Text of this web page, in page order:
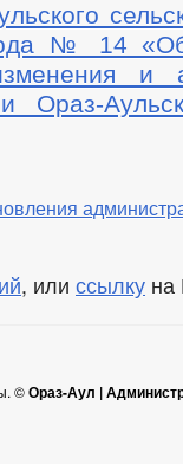
№ 14 «Об
и
Ораз-
, или ссылку на
©Ораз-Аул |